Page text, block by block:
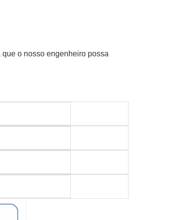
o nosso engenheiro possa